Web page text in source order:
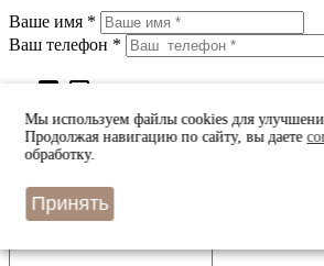
Ваше имя *
Ваш телефон *
check_box check_box_outline_blank
в соответствии сполитикой
Быстрый заказ
Оставьте Ваш номер телефона
и наш оператор примет заказ в
Мы используем файлы cookies для
Продолжая навигацию по сайту, вы даете
обработку.
Принять